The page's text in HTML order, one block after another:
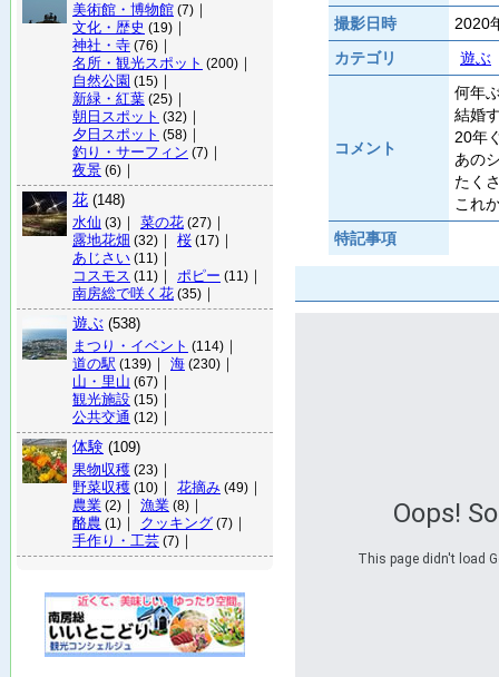
美術館・博物館 (7) ｜
文化・歴史 (19) ｜
神社・寺 (76) ｜
名所・観光スポット (200) ｜
自然公園 (15) ｜
新緑・紅葉 (25) ｜
朝日スポット (32) ｜
夕日スポット (58) ｜
釣り・サーフィン (7) ｜
夜景 (6) ｜
花 (148)
水仙 (3) ｜ 菜の花 (27) ｜
露地花畑 (32) ｜ 桜 (17) ｜
あじさい (11) ｜
コスモス (11) ｜ ポピー (11) ｜
南房総で咲く花 (35) ｜
遊ぶ (538)
まつり・イベント (114) ｜
道の駅 (139) ｜ 海 (230) ｜
山・里山 (67) ｜
観光施設 (15) ｜
公共交通 (12) ｜
体験 (109)
果物収穫 (23) ｜
野菜収穫 (10) ｜ 花摘み (49) ｜
農業 (2) ｜ 漁業 (8) ｜
酪農 (1) ｜ クッキング (7) ｜
手作り・工芸 (7) ｜
撮影日時
2020
カテゴリ
遊ぶ
コメント
何年
結婚
20年
あの
たく
これ
特記事項
Oops!
This page didn't load